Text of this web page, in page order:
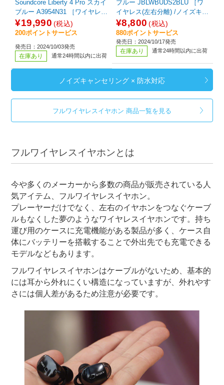
Soundcore Liberty 4 Pro スカイ
ブルー A3954N31 ［ワイヤレス
(左右分離) /ノイズキャンセリン
グ対応 /Bluetooth対応］
¥19,990 (税込)
200ポイントサービス
発売日：2024/10/03発売
在庫あり 通常24時間以内に出荷
ブルー JBLWBUDS2BLU ［ワ
イヤレス(左右分離) /ノイズキャ
ンセリング対応 /Bluetooth対
応］
¥8,800 (税込)
880ポイントサービス
発売日：2024/10/17発売
在庫あり 通常24時間以内に出荷
ノイズキャンセリング × 防水対応
フルワイヤレスイヤホン 商品一覧を見る
フルワイヤレスイヤホンとは
今や多くのメーカーから多数の商品が販売されている人
気アイテム、フルワイヤレスイヤホン。
プレーヤーだけでなく、左右のイヤホンをつなぐケーブ
ルもなくした夢のようなワイヤレスイヤホンです。持ち
運び用のケースに充電機能がある製品が多く、ケース自
体にバッテリーを搭載することで外出先でも充電できる
モデルなどもあります。
フルワイヤレスイヤホンはケーブルがないため、基本的
には耳から外れにくい構造になっていますが、外れやす
さには個人差があるため注意が必要です。